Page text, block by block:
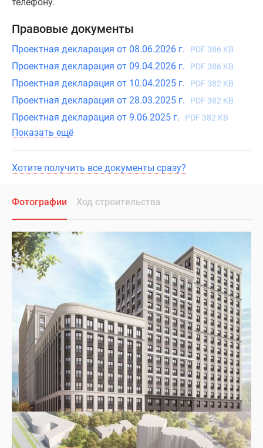
телефону.
Правовые документы
Проектная декларация от 08.06.2026 г. PDF 386 KB
Проектная декларация от 09.04.2026 г. PDF 386 KB
Проектная декларация от 10.04.2025 г. PDF 382 KB
Проектная декларация от 28.03.2025 г. PDF 382 KB
Проектная декларация от 9.06.2025 г. PDF 382 KB
Показать ещё
Хотите получить все документы сразу?
Фотографии Ход строительства